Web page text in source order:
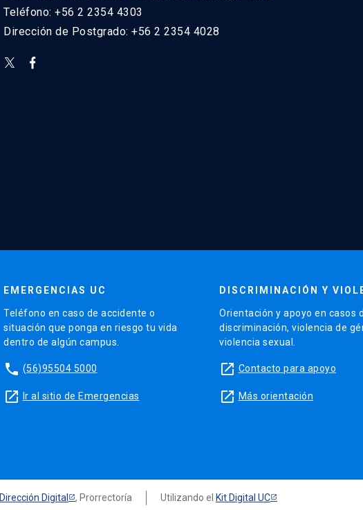
Teléfono: +56 2 2354 4303
Dirección de Postgrado: +56 2 2354 4028
EMERGENCIAS UC
Teléfono en caso de accidente o
situación que ponga en riesgo tu vida
dentro de algún campus.
phone (56)95504 5000
launch Ir al sitio de Emergencias
DISCRIMINACIÓN Y
Orientación y apoyo en casos
discriminación, violencia de
violencia sexual.
launch Contacto para apoyo
launch Más orientación
Dirección Digital , Prorrectoría Utilizando el Kit Digital UC